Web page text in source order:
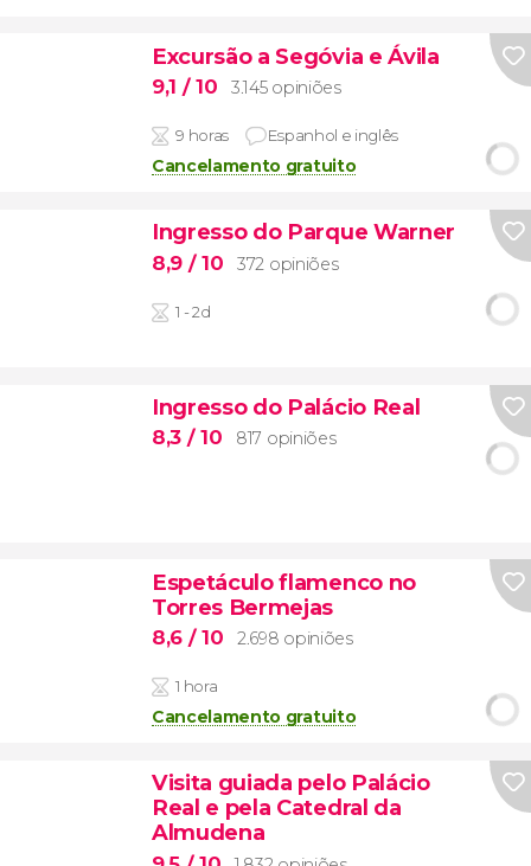
Excursão a Segóvia e Ávila
9,1 / 10 3.145 opiniões
9 horas Espanhol e inglês
Cancelamento gratuito
Ingresso do Parque Warner
8,9 / 10 372 opiniões
1 - 2d
Ingresso do Palácio Real
8,3 / 10 817 opiniões
Espetáculo flamenco no
Torres Bermejas
8,6 / 10 2.698 opiniões
1 hora
Cancelamento gratuito
Visita guiada pelo Palácio
Real e pela Catedral da
Almudena